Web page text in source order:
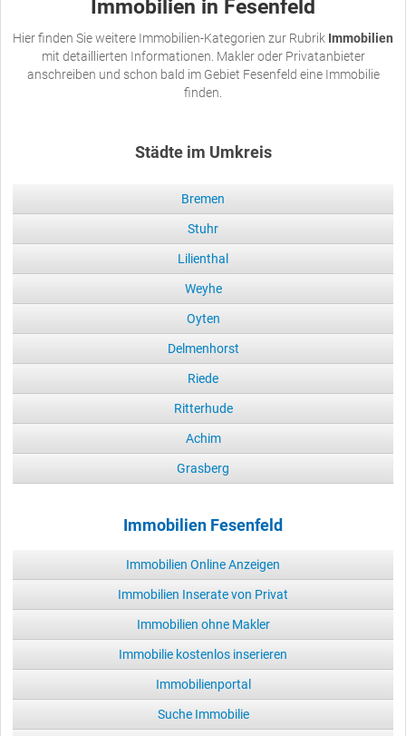
Immobilien in Fesenfeld
Hier finden Sie weitere Immobilien-Kategorien zur Rubrik Immobilien
mit detaillierten Informationen. Makler oder Privatanbieter
anschreiben und schon bald im Gebiet Fesenfeld eine Immobilie
finden.
Städte im Umkreis
Bremen
Stuhr
Lilienthal
Weyhe
Oyten
Delmenhorst
Riede
Ritterhude
Achim
Grasberg
Immobilien Fesenfeld
Immobilien Online Anzeigen
Immobilien Inserate von Privat
Immobilien ohne Makler
Immobilie kostenlos inserieren
Immobilienportal
Suche Immobilie